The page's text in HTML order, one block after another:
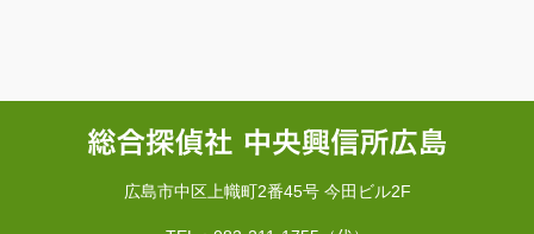
広島市中区上幟町2番45号 今田ビル2F